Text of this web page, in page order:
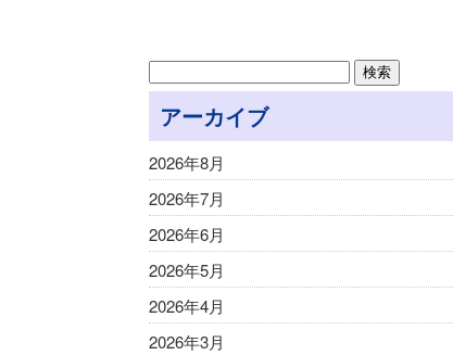
アーカイブ
2026年8月
2026年7月
2026年6月
2026年5月
2026年4月
2026年3月